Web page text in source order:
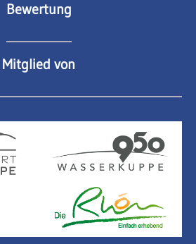
Bewertung
Mitglied von